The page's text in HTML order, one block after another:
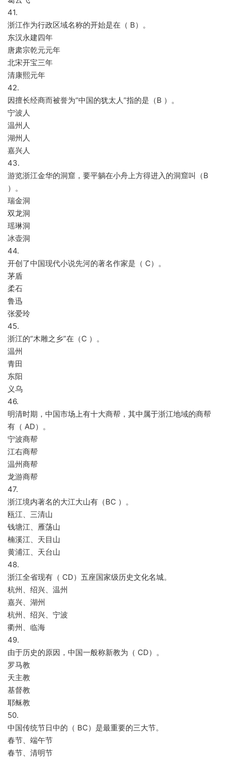
41.
浙江作为行政区域名称的开始是在（ B）。
东汉永建四年
唐肃宗乾元元年
北宋开宝三年
清康熙元年
42.
因擅长经商而被誉为“中国的犹太人”指的是（B ）。
宁波人
温州人
湖州人
嘉兴人
43.
游览浙江金华的洞窟，要平躺在小舟上方得进入的洞窟叫（B
）。
瑞金洞
双龙洞
瑶琳洞
冰壶洞
44.
开创了中国现代小说先河的著名作家是（ C）。
茅盾
柔石
鲁迅
张爱玲
45.
浙江的“木雕之乡”在（C ）。
温州
青田
东阳
义乌
46.
明清时期，中国市场上有十大商帮，其中属于浙江地域的商帮
有（ AD）。
宁波商帮
江右商帮
温州商帮
龙游商帮
47.
浙江境内著名的大江大山有（BC ）。
瓯江、三清山
钱塘江、雁荡山
楠溪江、天目山
黄浦江、天台山
48.
浙江全省现有（ CD）五座国家级历史文化名城。
杭州、绍兴、温州
嘉兴、湖州
杭州、绍兴、宁波
衢州、临海
49.
由于历史的原因，中国一般称新教为（ CD）。
罗马教
天主教
基督教
耶稣教
50.
中国传统节日中的（ BC）是最重要的三大节。
春节、端午节
春节、清明节